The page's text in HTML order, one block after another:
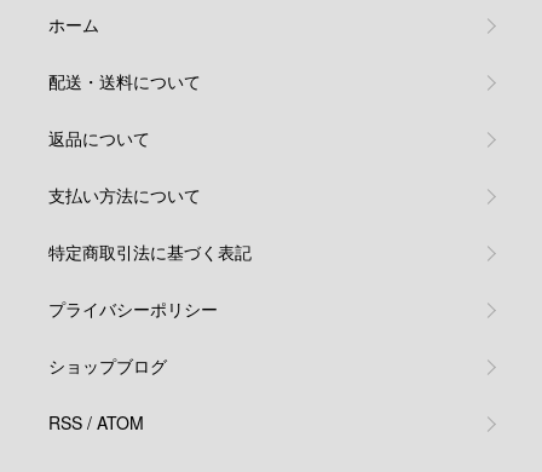
ホーム
配送・送料について
返品について
支払い方法について
特定商取引法に基づく表記
プライバシーポリシー
ショップブログ
RSS / ATOM